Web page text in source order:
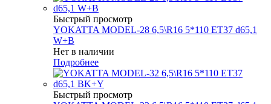
Быстрый просмотр
YOKATTA MODEL-28 6,5\R16 5*110 ET37 d65,1
W+B
Нет в наличии
Подробнее
Быстрый просмотр